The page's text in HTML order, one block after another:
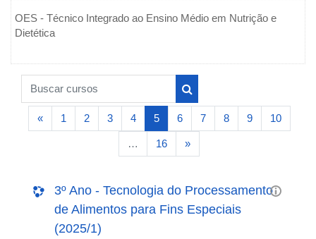
OES - Técnico Integrado ao Ensino Médio em Nutrição e
Dietética
Buscar cursos
Buscar cursos
«Página anterior
1 2 3 4 5(atual)
6 7 8 9 10
… 16 »Próxima página
3º Ano - Tecnologia do Processamento
de Alimentos para Fins Especiais
(2025/1)